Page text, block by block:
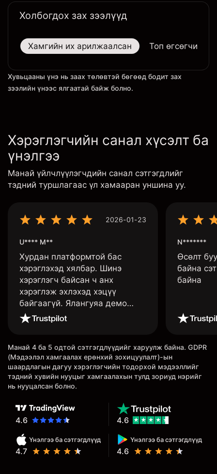
Холбогдох зах зээлүүд
Хамгийн их арилжаалсан Топ өгсөгчид
Хувьцааны үнэ нь заах төлөвтэй бөгөөд бодит зах
зээлийн үнээс ялгаатай байж болно.
Хэрэглэгчийн санал хүсэлт ба
үнэлгээ
Манай үйлчлүүлэгчдийн санал сэтгэгдлийг
тэдний туршлагаас үл хамааран уншина уу.
2026-01-23
U**** M**
Хурдан платформтой бас
хэрэглэхэд хялбар. Шинэ
хэрэглэгч байсан ч анх
хэрэглэж эхлэхэд хэцүү
байгаагүй. Ялангуяа демо
данс нь их хэрэгтэй ба
дэмтэй.
N*******
Өсөлт
байна
байна
Манай 4 ба 5 одтой сэтгэгдлүүдийг харуулж байна. GDPR
(Мэдээлэл хамгаалах ерөнхий зохицуулалт)-ын
шаардлагын дагуу хэрэглэгчийн тодорхой мэдээллийг
тэдний хувийн нууцыг хамгаалахын тулд зориуд нэрийг
нь нууцалсан болно.
4.6
Үнэлгээ ба сэтгэгдлүүд
4.7
Үнэлгээ ба сэтгэгдлүүд
4.6
4.6